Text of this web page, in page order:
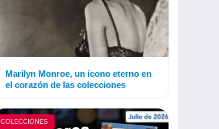
Marilyn Monroe, un icono eterno en
el corazón de las colecciones
COLECCIONES